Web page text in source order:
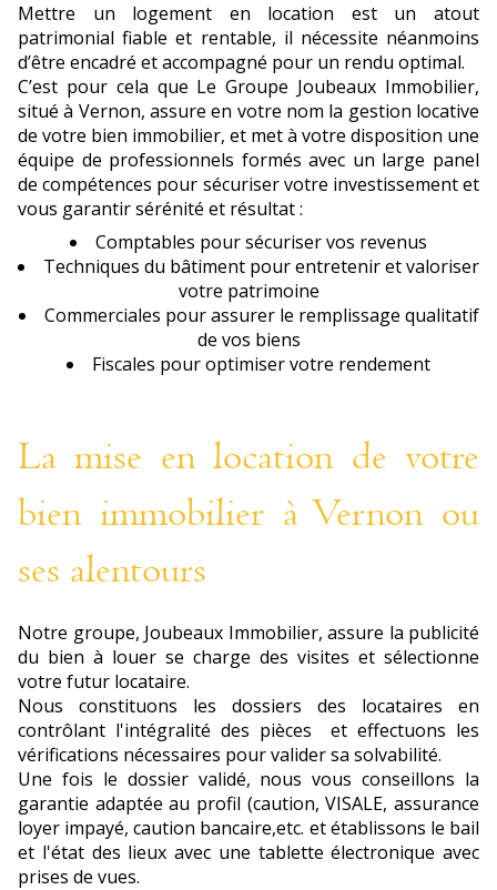
Mettre un logement en location est un atout
patrimonial fiable et rentable, il nécessite néanmoins
d’être encadré et accompagné pour un rendu optimal.
C’est pour cela que Le Groupe Joubeaux Immobilier,
situé à Vernon, assure en votre nom la gestion locative
de votre bien immobilier, et met à votre disposition une
équipe de professionnels formés avec un large panel
de compétences pour sécuriser votre investissement et
vous garantir sérénité et résultat :
Comptables pour sécuriser vos revenus
Techniques du bâtiment pour entretenir et valoriser
votre patrimoine
Commerciales pour assurer le remplissage qualitatif
de vos biens
Fiscales pour optimiser votre rendement
La mise en location de votre
bien immobilier à Vernon ou
ses alentours
Notre groupe, Joubeaux Immobilier, assure la publicité
du bien à louer se charge des visites et sélectionne
votre futur locataire.
Nous constituons les dossiers des locataires en
contrôlant l'intégralité des pièces et effectuons les
vérifications nécessaires pour valider sa solvabilité.
Une fois le dossier validé, nous vous conseillons la
garantie adaptée au profil (caution, VISALE, assurance
loyer impayé, caution bancaire,etc. et établissons le bail
et l'état des lieux avec une tablette électronique avec
prises de vues.